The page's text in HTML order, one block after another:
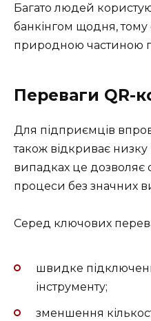
Багато людей
банкінгом щодня, тому
природною частиною
Переваги QR-
Для підприємців
також відкриває
випадках це дозволяє
процеси без значних
Серед ключових
швидке
інструменту;
зменшення